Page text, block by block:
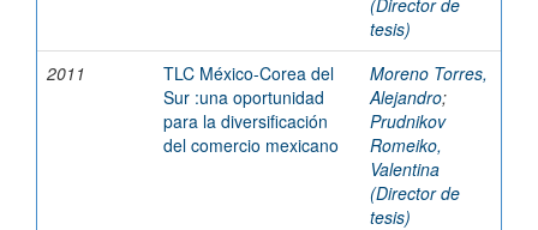
(Director de
tesis)
2011
TLC México-Corea del
Sur :una oportunidad
para la diversificación
del comercio mexicano
Moreno Torres,
Alejandro;
Prudnikov
Romeiko,
Valentina
(Director de
tesis)